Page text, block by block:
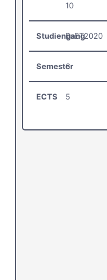
10
StudiengangBaET2020
Semester
6
ECTS 5